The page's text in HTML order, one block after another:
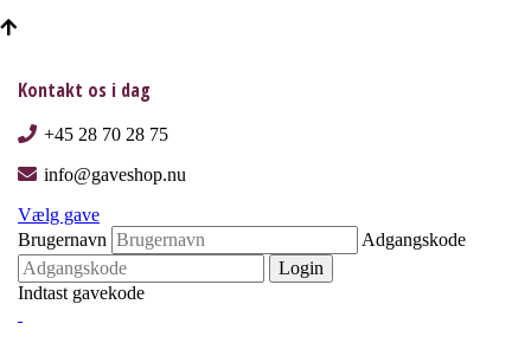
Kontakt os i dag
+45 28 70 28 75
info@gaveshop.nu
Vælg gave
Brugernavn
Adgangskode
Login
Indtast gavekode